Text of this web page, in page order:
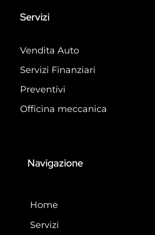
Servizi
Vendita Auto
Servizi Finanziari
Preventivi
Officina meccanica
Navigazione
Home
Servizi